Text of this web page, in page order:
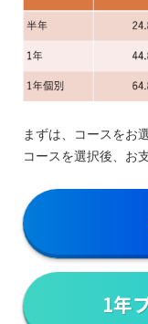
まずは、コースをお
コースを選択後、お
1年